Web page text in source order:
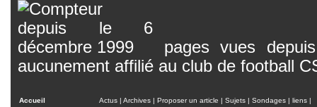
pages vues
aucunement affilié au club de football
Accueil Actus | Archives | Proposer un article | Sujets | Sondages | liens |